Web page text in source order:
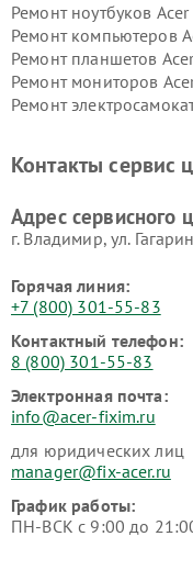
Ремонт ноутбуков Acer
Ремонт компьютеров
Ремонт планшетов
Ремонт мониторов
Ремонт
Контакты сервис
Адрес сервисного
г. Владимир, ул.
Горячая линия:
+7 (800) 301-55-83
Контактный телефон:
8 (800) 301-55-83
Электронная почта:
info@acer-fixim.ru
для юридических лиц
manager@fix-acer.ru
График работы:
ПН-ВСК с 9:00 до